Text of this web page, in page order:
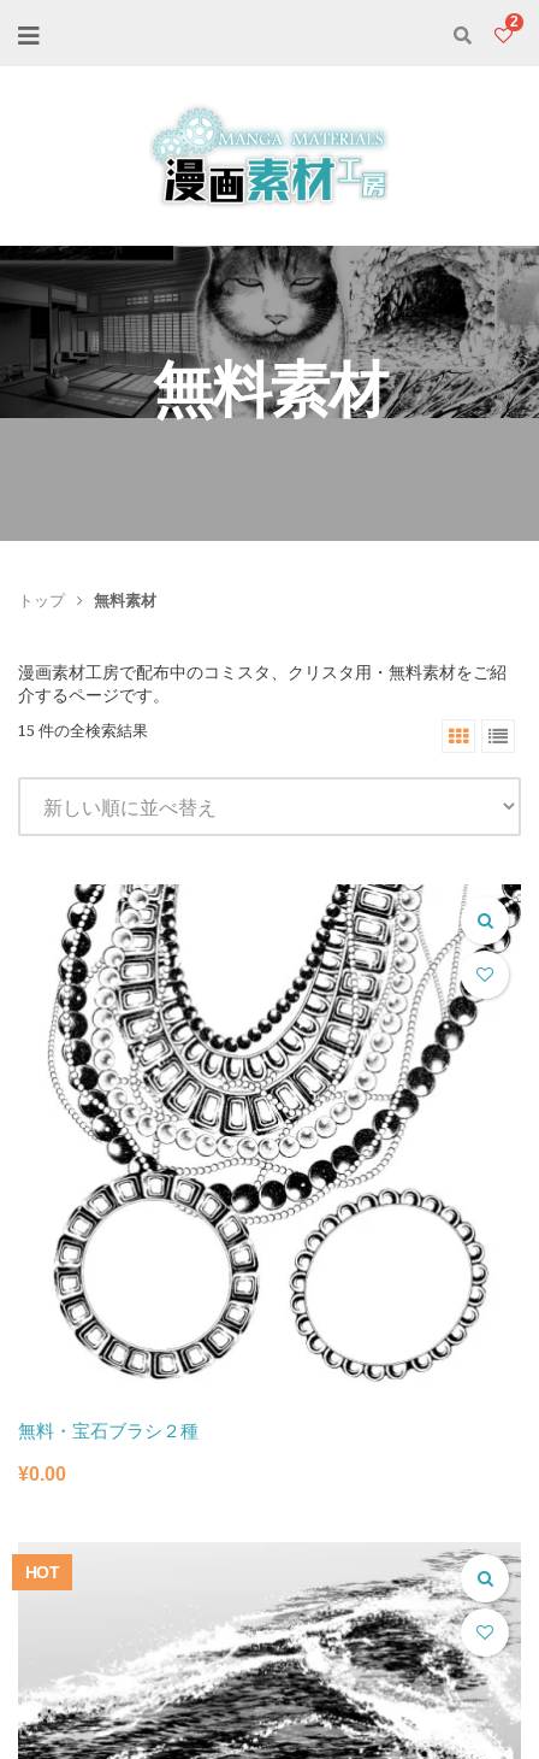
2
無料素材
トップ 無料素材
漫画素材工房で配布中のコミスタ、クリスタ用・無料素材をご紹
介するページです。
15 件の全検索結果
無料・宝石ブラシ２種
¥0.00
HOT